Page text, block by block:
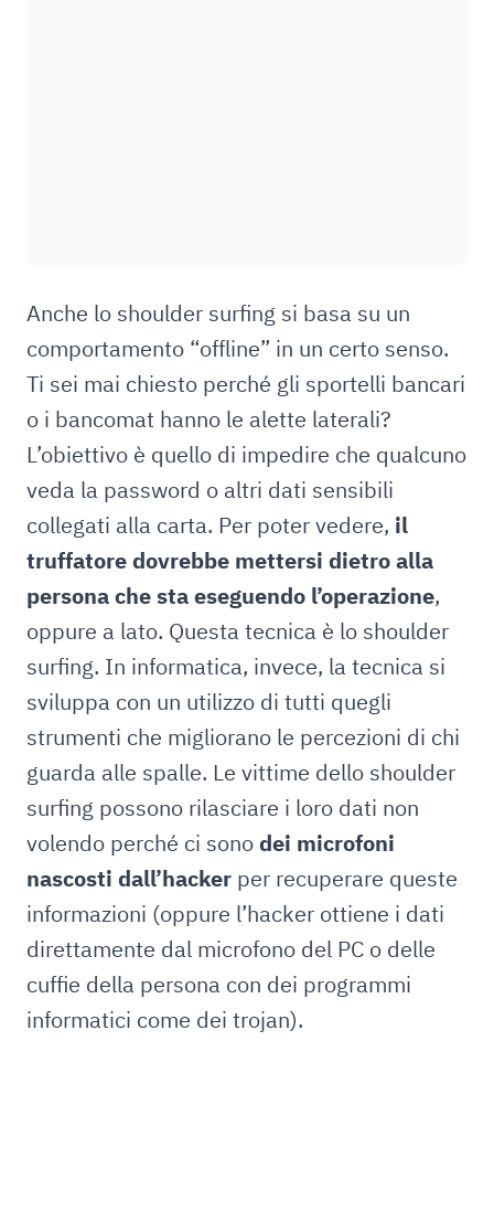
Anche lo shoulder surfing si basa su un
comportamento “offline” in un certo senso.
Ti sei mai chiesto perché gli sportelli bancari
o i bancomat hanno le alette laterali?
L’obiettivo è quello di impedire che qualcuno
veda la password o altri dati sensibili
collegati alla carta. Per poter vedere, il
truffatore dovrebbe mettersi dietro alla
persona che sta eseguendo l’operazione,
oppure a lato. Questa tecnica è lo shoulder
surfing. In informatica, invece, la tecnica si
sviluppa con un utilizzo di tutti quegli
strumenti che migliorano le percezioni di chi
guarda alle spalle. Le vittime dello shoulder
surfing possono rilasciare i loro dati non
volendo perché ci sono dei microfoni
nascosti dall’hacker per recuperare queste
informazioni (oppure l’hacker ottiene i dati
direttamente dal microfono del PC o delle
cuffie della persona con dei programmi
informatici come dei trojan).